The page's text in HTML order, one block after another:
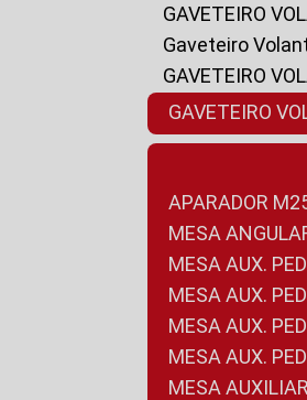
GAVETEIRO
Gaveteiro
GAVETEIRO
GAVETEIRO
APARADOR
MESA
MESA AUX.
MESA AUX.
MESA AUX.
MESA AUX.
MESA